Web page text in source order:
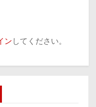
ンしてください。